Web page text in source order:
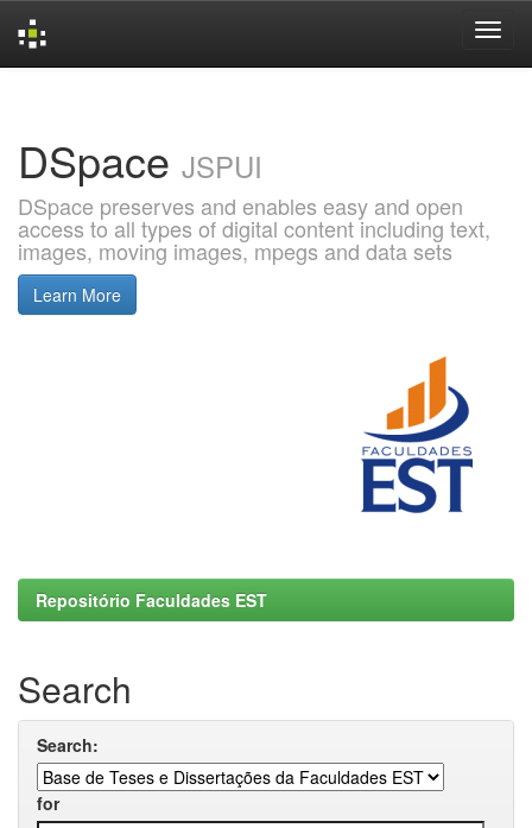
DSpace JSPUI
DSpace preserves and enables easy and open
access to all types of digital content including text,
images, moving images, mpegs and data sets
Learn More
Repositório Faculdades EST
Search
Search:
for